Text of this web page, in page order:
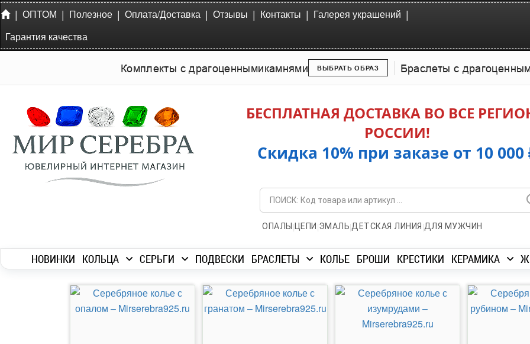
| ОПТОМ | Полезное | Оплата/Доставка | Отзывы | Контакты | Галерея украшений |
Гарантия качества
Комплекты с драгоценнымикамнями ВЫБРАТЬ ОБРАЗ Браслеты с
БЕСПЛАТНАЯ ДОСТАВКА ВО ВСЕ
РОССИИ!
Скидка 10% при заказе от 10 000
ОПАЛЫ | ЦЕПИ |ЭМАЛЬ|ДЕТСКАЯ ЛИНИЯ |ДЛЯ МУЖЧИН
НОВИНКИ КОЛЬЦА СЕРЬГИ ПОДВЕСКИ БРАСЛЕТЫ КОЛЬЕ БРОШИ КРЕСТИКИ КЕРАМИКА